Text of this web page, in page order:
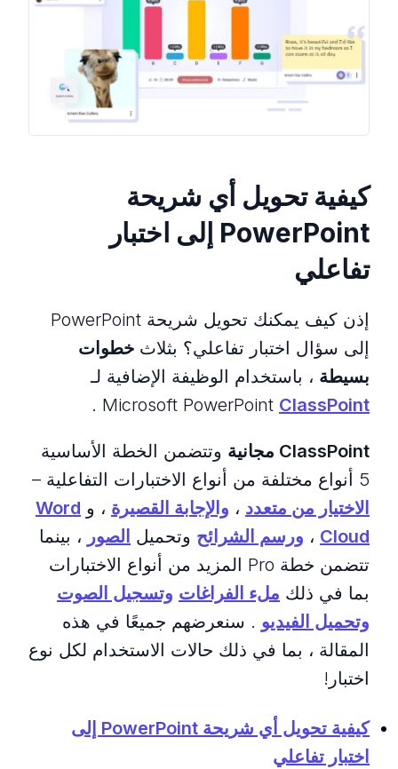
كيفية تحويل أي شريحة
PowerPoint إلى اختبار
تفاعلي
إذن كيف يمكنك تحويل شريحة PowerPoint
إلى سؤال اختبار تفاعلي؟ بثلاث خطوات
بسيطة ، باستخدام الوظيفة الإضافية لـ
Microsoft PowerPoint ClassPoint
.
ClassPoint مجانية
وتتضمن الخطة الأساسية
5 أنواع مختلفة من أنواع الاختبارات التفاعلية –
الاختيار من متعدد ، والإجابة القصيرة ، و Word
Cloud ، ورسم الشرائح وتحميل الصور ، بينما
تتضمن خطة Pro المزيد من أنواع الاختبارات
بما في ذلك ملء الفراغات وتسجيل الصوت
وتحميل الفيديو . سنعرضهم جميعًا في هذه
المقالة ، بما في ذلك حالات الاستخدام لكل نوع
اختبار!
كيفية تحويل أي شريحة PowerPoint إلى
اختبار تفاعلي